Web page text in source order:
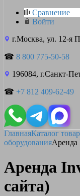
Сравнение
Войти
г.Москва, ул. 12-я
☎ 8 800 775-50-58
196084, г.Санкт-
☎ +7 812 409-62-49
ГлавнаяКаталог
оборудованияАренда
Аренда
сайта)